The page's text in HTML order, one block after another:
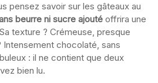
pensez savoir sur les gâteaux au
beurre ni sucre ajouté offrira une
texture ? Crémeuse, presque
Intensement chocolaté, sans
: il ne contient que deux
bien lu.